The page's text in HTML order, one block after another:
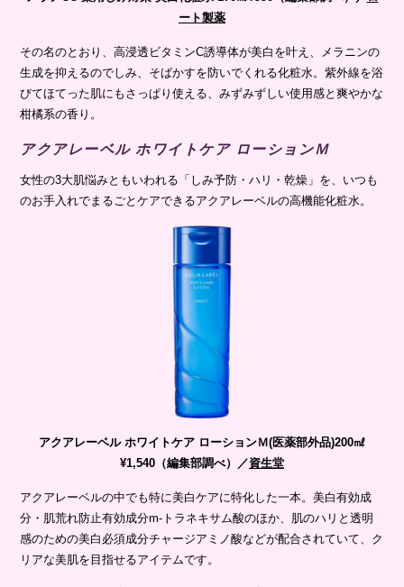
ート製薬
その名のとおり、高浸透ビタミンC誘導体が美白を叶え、メラニンの
生成を抑えるのでしみ、そばかすを防いでくれる化粧水。紫外線を浴
びてほてった肌にもさっぱり使える、みずみずしい使用感と爽やかな
柑橘系の香り。
アクアレーベル ホワイトケア ローションＭ
女性の3大肌悩みともいわれる「しみ予防・ハリ・乾燥」を、いつも
のお手入れでまるごとケアできるアクアレーベルの高機能化粧水。
アクアレーベル ホワイトケア ローションＭ(医薬部外品)200㎖
¥1,540（編集部調べ）／資生堂
アクアレーベルの中でも特に美白ケアに特化した一本。美白有効成
分・肌荒れ防止有効成分m-トラネキサム酸のほか、肌のハリと透明
感のための美白必須成分チャージアミノ酸などが配合されていて、ク
リアな美肌を目指せるアイテムです。